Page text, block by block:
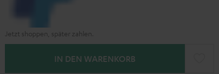
Jetzt shoppen, später zahlen.
IN DEN WARENKORB